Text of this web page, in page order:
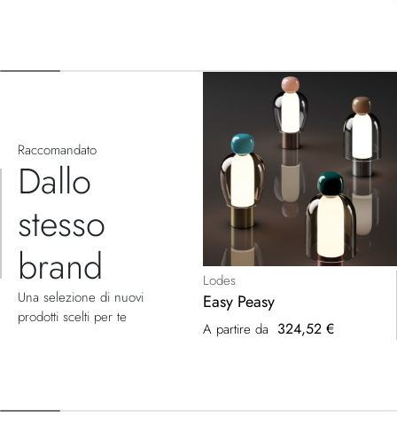
Raccomandato
Dallo
stesso
brand
Una selezione di nuovi
prodotti scelti per te
Lodes
Easy Peasy
A partire da 324,52 €